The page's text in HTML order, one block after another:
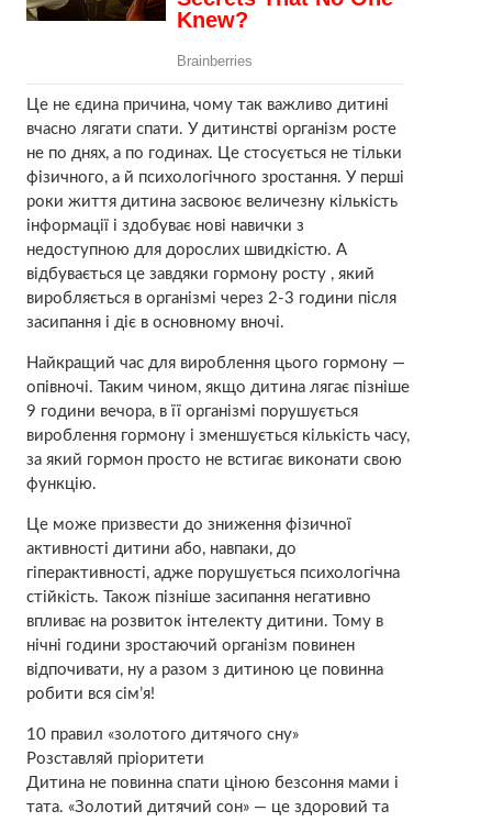
Це не єдина причина, чому так важливо дитині
вчасно лягати спати. У дитинстві організм росте
не по днях, а по годинах. Це стосується не тільки
фізичного, а й психологічного зростання. У перші
роки життя дитина засвоює величезну кількість
інформації і здобуває нові навички з
недоступною для дорослих швидкістю. А
відбувається це завдяки гормону росту , який
виробляється в організмі через 2-3 години після
засипання і діє в основному вночі.
Найкращий час для вироблення цього гормону —
опівночі. Таким чином, якщо дитина лягає пізніше
9 години вечора, в її організмі порушується
вироблення гормону і зменшується кількість часу,
за який гормон просто не встигає виконати свою
функцію.
Це може призвести до зниження фізичної
активності дитини або, навпаки, до
гіперактивності, адже порушується психологічна
стійкість. Також пізніше засипання негативно
впливає на розвиток інтелекту дитини. Тому в
нічні години зростаючий організм повинен
відпочивати, ну а разом з дитиною це повинна
робити вся сім’я!
10 правил «золотого дитячого сну»
Розставляй пріоритети
Дитина не повинна спати ціною безсоння мами і
тата. «Золотий дитячий сон» — це здоровий та